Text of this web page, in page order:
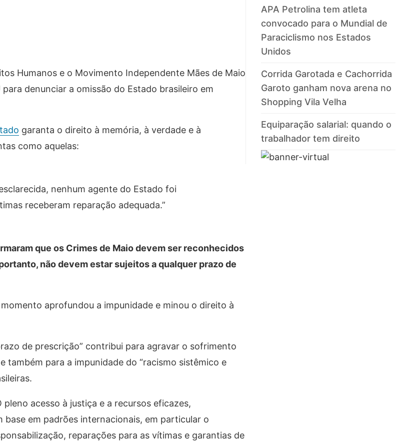
Humanos e o Movimento Independente Mães de Maio
denunciar a omissão do Estado brasileiro em
garanta o direito à memória, à verdade e à
como aquelas:
nenhum agente do Estado foi
receberam reparação adequada.”
que os Crimes de Maio devem ser reconhecidos
não devem estar sujeitos a qualquer prazo de
aprofundou a impunidade e minou o direito à
de prescrição” contribui para agravar o sofrimento
também para a impunidade do “racismo sistêmico e
acesso à justiça e a recursos eficazes,
em padrões internacionais, em particular o
reparações para as vítimas e garantias de
APA Petrolina tem atleta
convocado para o Mundial de
Paraciclismo nos Estados
Unidos
Corrida Garotada e Cachorrida
Garoto ganham nova arena no
Shopping Vila Velha
Equiparação salarial: quando o
trabalhador tem direito